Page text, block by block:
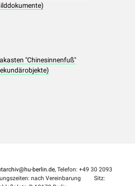
"Chinesinnenfuß"
berlin.de, Telefon: +49 30 2093
nach Vereinbarung
Sitz: